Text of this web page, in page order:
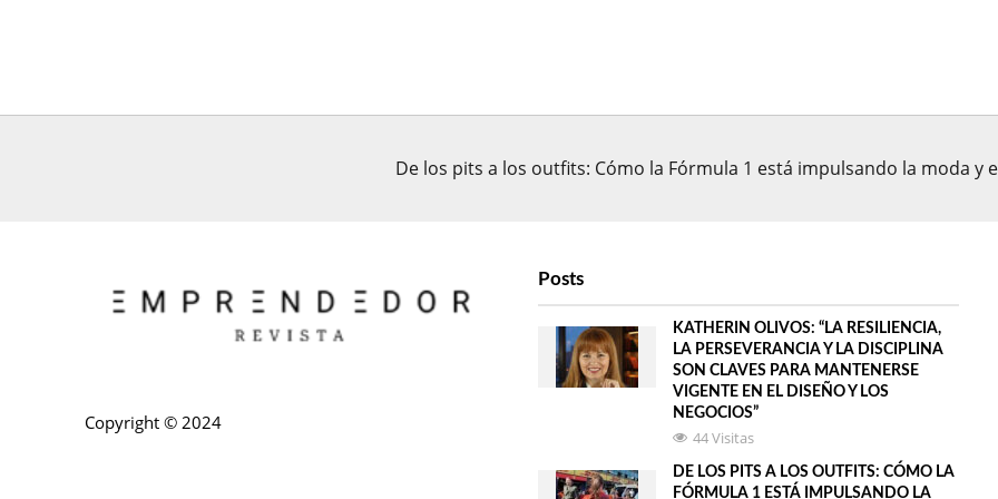
De los pits a los outfits: Cómo la Fórmula 1 está impulsando la moda y
Copyright © 2024
Posts
KATHERIN OLIVOS: “LA RESILIENCIA,
LA PERSEVERANCIA Y LA DISCIPLINA
SON CLAVES PARA MANTENERSE
VIGENTE EN EL DISEÑO Y LOS
NEGOCIOS”
44 Visitas
DE LOS PITS A LOS OUTFITS: CÓMO LA
FÓRMULA 1 ESTÁ IMPULSANDO LA